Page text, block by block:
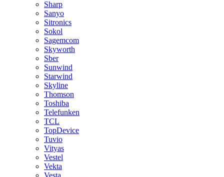
Sharp
Sanyo
Sitronics
Sokol
Sagemcom
Skyworth
Sber
Sunwind
Starwind
Skyline
Thomson
Toshiba
Telefunken
TCL
TopDevice
Tuvio
Vityas
Vestel
Vekta
Vesta